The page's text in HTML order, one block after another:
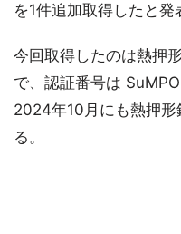
を1件追加取得したと発
今回取得したのは熱押
で、認証番号は
2024年10月にも熱押
る。